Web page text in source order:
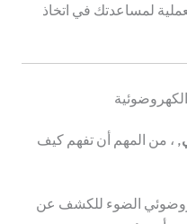
لمساعدتك في اتخاذ
, ، من المهم أن تفهم كيف
الضوء للكشف عن